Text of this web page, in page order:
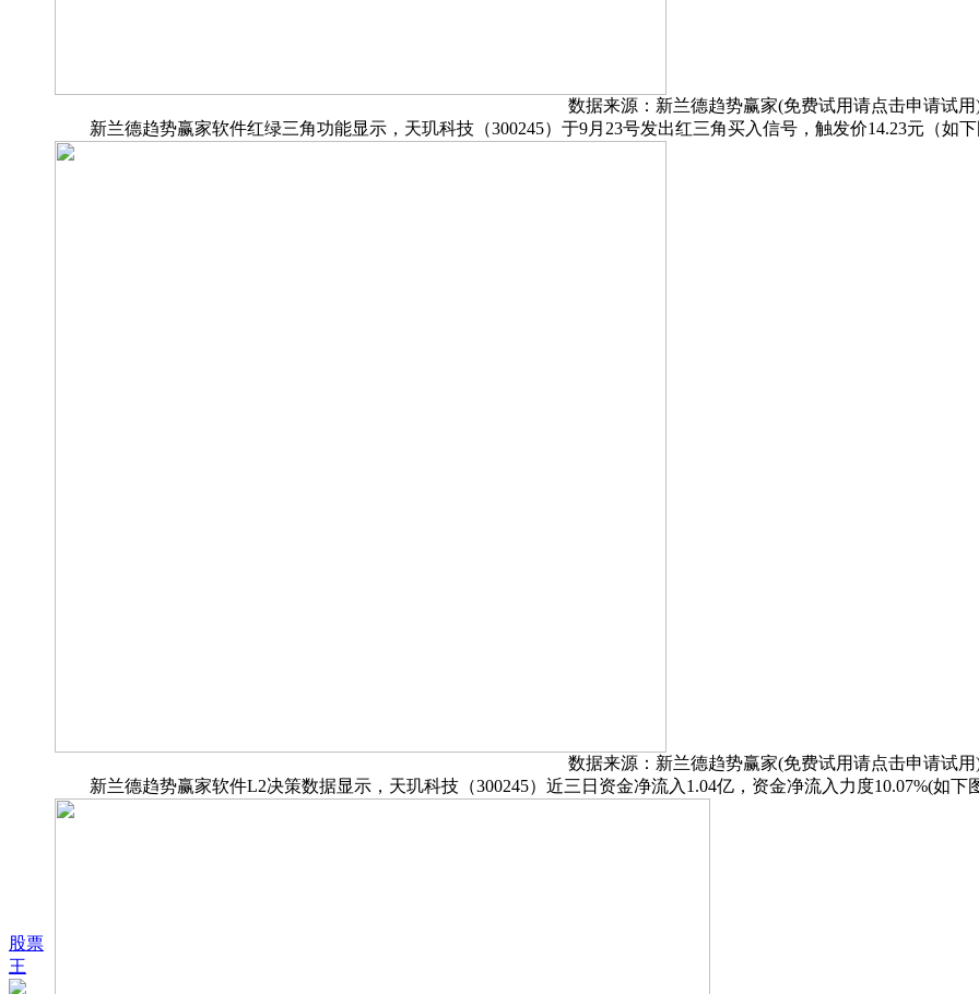
股票
王
数据来源：新兰德趋势赢家(免费试用请点击申请试用
新兰德趋势赢家软件红绿三角功能显示，天玑科技（300245）于9月23号发出红三角买入信号，触发价14.23元（
数据来源：新兰德趋势赢家(免费试用请点击申请试用
新兰德趋势赢家软件L2决策数据显示，天玑科技（300245）近三日资金净流入1.04亿，资金净流入力度10.07%(